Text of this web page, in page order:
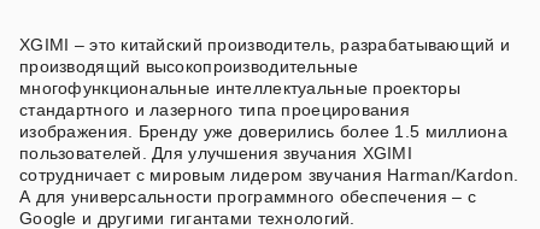
XGIMI – это китайский производитель, разрабатывающий и
производящий высокопроизводительные
многофункциональные интеллектуальные проекторы
стандартного и лазерного типа проецирования
изображения. Бренду уже доверились более 1.5 миллиона
пользователей. Для улучшения звучания XGIMI
сотрудничает с мировым лидером звучания Harman/Kardon.
А для универсальности программного обеспечения – с
Google и другими гигантами технологий.